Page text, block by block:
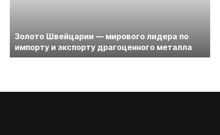
Золото Швейцарии — мирового лидера по
импорту и экспорту драгоценного металла